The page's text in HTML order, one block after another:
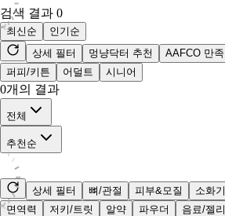
검색 결과 0
최신순
인기순
상세 필터
멍냥닥터 추천 AAFCO 만족
퍼피/키튼
어덜트 시니어
0개의 결과
전체
추천순
상세 필터 뼈/관절 피부&모질 소화기
면역력
저키/트릿 알약 파우더 음료/젤리